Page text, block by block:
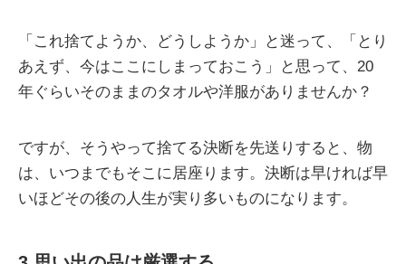
「これ捨てようか、どうしようか」と迷って、「とり
あえず、今はここにしまっておこう」と思って、20
年ぐらいそのままのタオルや洋服がありませんか？
ですが、そうやって捨てる決断を先送りすると、物
は、いつまでもそこに居座ります。決断は早ければ早
いほどその後の人生が実り多いものになります。